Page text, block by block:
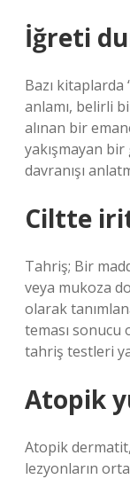
İğreti
Bazı
anlamı, belirli
alınan bir
yakışmayan
davranışı
Ciltte
Tahriş; Bir
veya mukoza
olarak
teması sonucu
tahriş testleri
Atopik
Atopik
lezyonların